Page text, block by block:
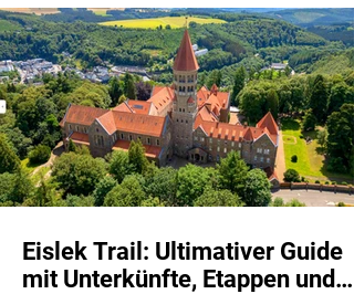
Eislek Trail: Ultimativer Guide
mit Unterkünfte, Etappen und